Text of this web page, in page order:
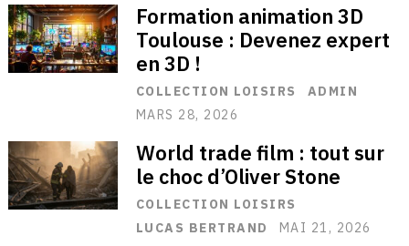
Formation animation 3D
Toulouse : Devenez expert
en 3D !
COLLECTION LOISIRS
ADMIN
MARS 28, 2026
World trade film : tout sur
le choc d’Oliver Stone
COLLECTION LOISIRS
LUCAS BERTRAND
MAI 21, 2026